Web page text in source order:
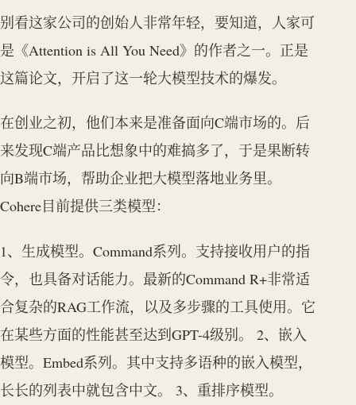
别看这家公司的创始人非常年轻，要知道，人家可
是《Attention is All You Need》的作者之一。正是
这篇论文，开启了这一轮大模型技术的爆发。
在创业之初，他们本来是准备面向C端市场的。后
来发现C端产品比想象中的难搞多了，于是果断转
向B端市场，帮助企业把大模型落地业务里。
Cohere目前提供三类模型：
1、生成模型。Command系列。支持接收用户的指
令，也具备对话能力。最新的Command R+非常适
合复杂的RAG工作流，以及多步骤的工具使用。它
在某些方面的性能甚至达到GPT-4级别。 2、嵌入
模型。Embed系列。其中支持多语种的嵌入模型，
长长的列表中就包含中文。 3、重排序模型。